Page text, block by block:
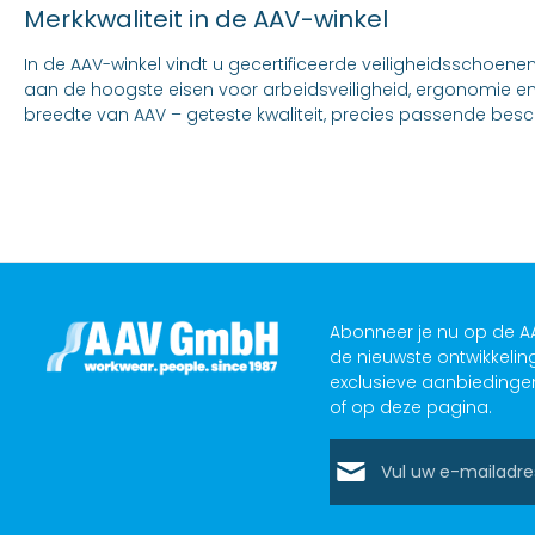
Merkkwaliteit in de AAV-winkel
In de AAV-winkel vindt u gecertificeerde
aan de hoogste eisen voor arbeidsveiligheid, ergonomie
breedte van AAV – geteste kwaliteit, precies passende
Abonneer je nu op de
de nieuwste
exclusieve
of op deze pagina.